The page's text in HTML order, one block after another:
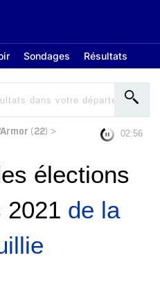
Sondages Résultats
(22) > 02:56
élections
2021 de la